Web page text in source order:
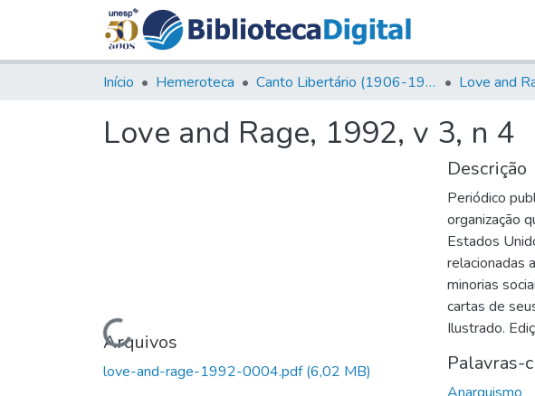
Início Hemeroteca Canto Libertário (1906-1995) Love and
Love and Rage, 1992, v 3, n 4
Carregando...
Arquivos
love-and-rage-1992-0004.pdf(6,02 MB)
Descrição
Periódico
organização
Estados
relacionadas
minorias
cartas de
Ilustrado.
Palavras-